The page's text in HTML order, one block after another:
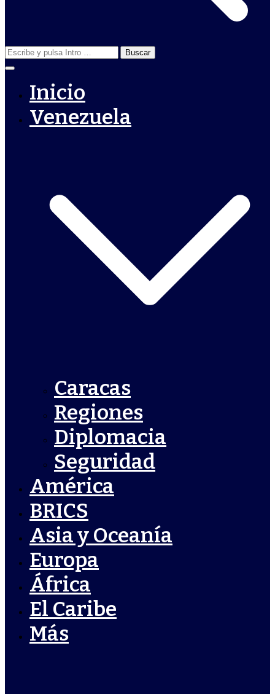
Buscar:
Inicio
Venezuela
Caracas
Regiones
Diplomacia
Seguridad
América
BRICS
Asia y Oceanía
Europa
África
El Caribe
Más